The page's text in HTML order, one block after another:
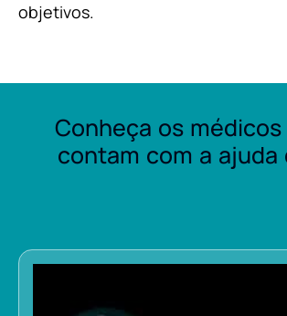
objetivos.
Conheça os
contam com a ajuda